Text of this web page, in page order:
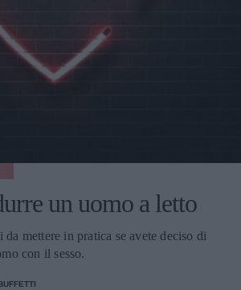
un uomo a letto
mettere in pratica se avete deciso di
con il sesso.